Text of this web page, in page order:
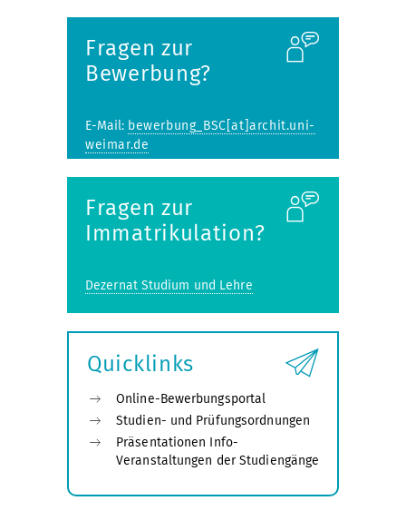
öffnen
Fragen zur
Bewerbung?
E-Mail: bewerbung_BSC[at]archit.uni-
weimar.de
Fragen zur
Immatrikulation?
Dezernat Studium und Lehre
Quicklinks
Online-Bewerbungsportal
Studien- und Prüfungsordnungen
Präsentationen Info-
Veranstaltungen der Studiengänge